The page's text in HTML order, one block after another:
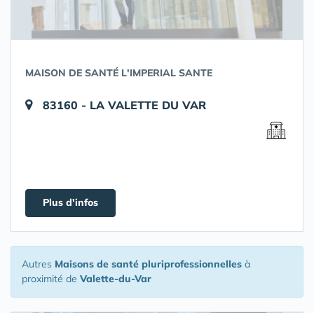
MAISON DE SANTÉ L'IMPERIAL SANTE
83160 - LA VALETTE DU VAR
Plus d'infos
Autres Maisons de santé pluriprofessionnelles à
proximité de Valette-du-Var